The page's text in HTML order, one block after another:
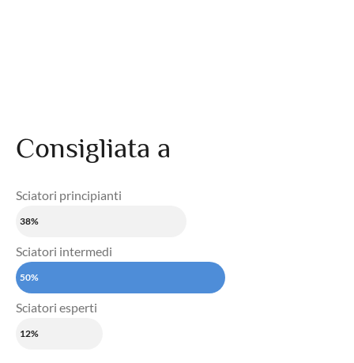
Consigliata a
Sciatori principianti
38%
Sciatori intermedi
50%
Sciatori esperti
12%